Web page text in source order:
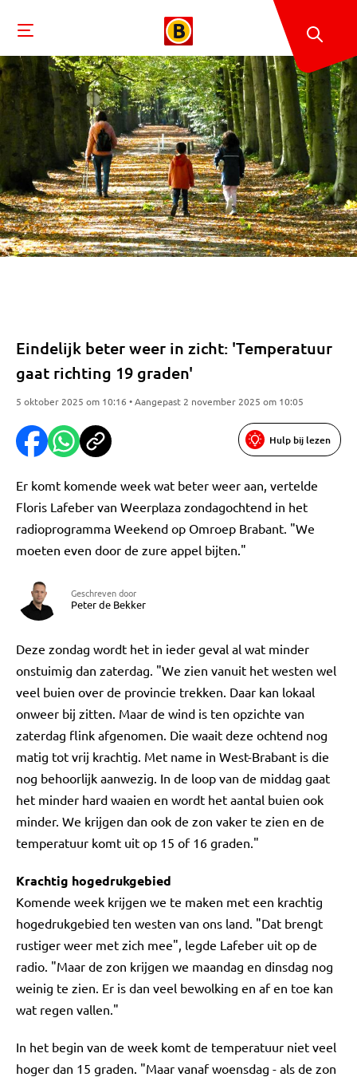
Eindelijk beter weer in zicht: 'Temperatuur
gaat richting 19 graden'
5 oktober 2025 om 10:16 • Aangepast 2 november 2025 om 10:05
Hulp bij lezen
Er komt komende week wat beter weer aan, vertelde
Floris Lafeber van Weerplaza zondagochtend in het
radioprogramma Weekend op Omroep Brabant. "We
moeten even door de zure appel bijten."
Geschreven door
Peter de Bekker
Deze zondag wordt het in ieder geval al wat minder
onstuimig dan zaterdag. "We zien vanuit het westen wel
veel buien over de provincie trekken. Daar kan lokaal
onweer bij zitten. Maar de wind is ten opzichte van
zaterdag flink afgenomen. Die waait deze ochtend nog
matig tot vrij krachtig. Met name in West-Brabant is die
nog behoorlijk aanwezig. In de loop van de middag gaat
het minder hard waaien en wordt het aantal buien ook
minder. We krijgen dan ook de zon vaker te zien en de
temperatuur komt uit op 15 of 16 graden."
Krachtig hogedrukgebied
Komende week krijgen we te maken met een krachtig
hogedrukgebied ten westen van ons land. "Dat brengt
rustiger weer met zich mee", legde Lafeber uit op de
radio. "Maar de zon krijgen we maandag en dinsdag nog
weinig te zien. Er is dan veel bewolking en af en toe kan
wat regen vallen."
In het begin van de week komt de temperatuur niet veel
hoger dan 15 graden. "Maar vanaf woensdag - als de zon